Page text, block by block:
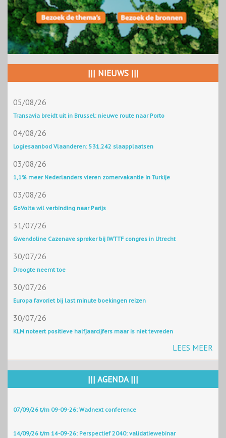
||| NIEUWS |||
05/08/26
Transavia breidt uit in Brussel: nieuwe route naar Porto
04/08/26
Logiesaanbod Vlaanderen: 531.242 slaapplaatsen
03/08/26
1,1% meer Nederlanders vieren zomervakantie in Turkije
03/08/26
GoVolta wil verbinding naar Parijs
31/07/26
Gwendoline Cazenave spreker bij IWTTF congres in Utrecht
30/07/26
Droogte neemt toe
30/07/26
Europa favoriet bij last minute boekingen reizen
30/07/26
KLM noteert positieve halfjaarcijfers maar is niet tevreden
LEES MEER
||| AGENDA |||
07/09/26 t/m 09-09-26: Wadnext conference
14/09/26 t/m 14-09-26: Perspectief 2040: validatiewebinar